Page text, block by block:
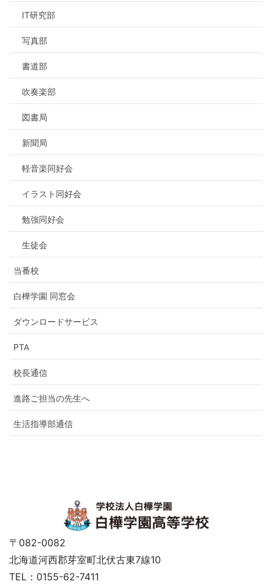
IT研究部
写真部
書道部
吹奏楽部
図書局
新聞局
軽音楽同好会
イラスト同好会
勉強同好会
生徒会
当番校
白樺学園 同窓会
ダウンロードサービス
PTA
校長通信
進路ご担当の先生へ
生活指導部通信
〒082-0082
北海道河西郡芽室町北伏古東7線10
TEL：0155-62-7411